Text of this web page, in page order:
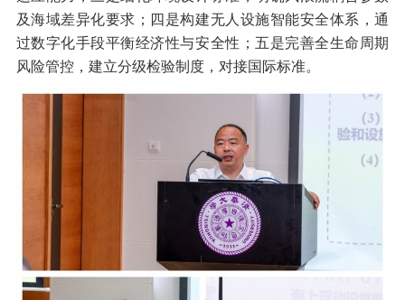
及海域差异化要求；四是构建无人设施智能安全体系，通
过数字化手段平衡经济性与安全性；五是完善全生命周期
风险管控，建立分级检验制度，对接国际标准。